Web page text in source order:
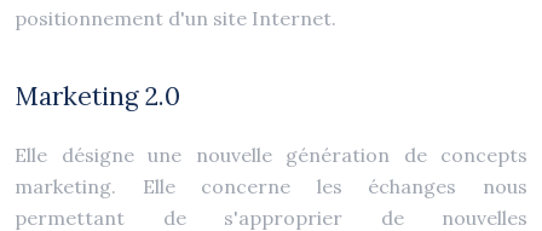
positionnement d'un site Internet.
Marketing 2.0
Elle désigne une nouvelle génération de concepts
marketing. Elle concerne les échanges nous
permettant de s'approprier de nouvelles